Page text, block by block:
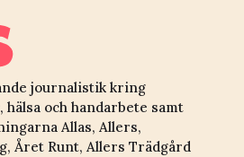
journalistik kring
och handarbete samt
Allas, Allers,
Året Runt, Allers Trädgård